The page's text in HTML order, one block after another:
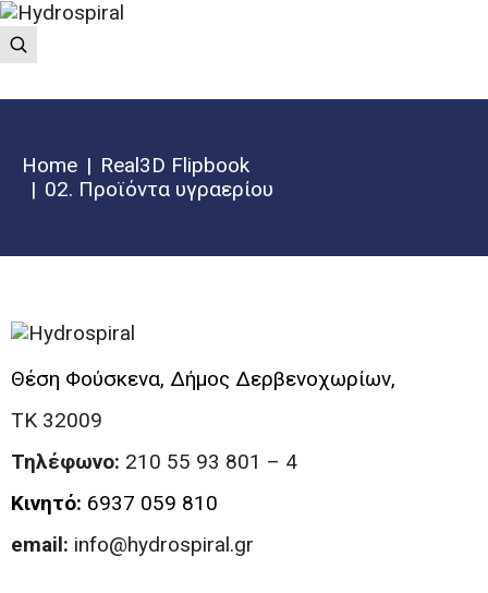
Home
Real3D Flipbook
02. Προϊόντα υγραερίου
Θέση Φούσκενα, Δήμος Δερβενοχωρίων,
ΤΚ 32009
Τηλέφωνο: 210 55 93 801 – 4
Κινητό: 6937 059 810
email: info@hydrospiral.gr